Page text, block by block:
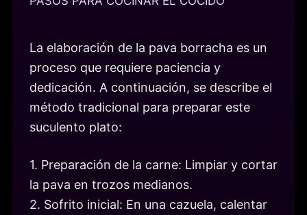
La elaboración de la pava borracha es un
proceso que requiere paciencia y
dedicación. A continuación, se describe el
método tradicional para preparar este
suculento plato:
1. Preparación de la carne: Limpiar y cortar
la pava en trozos medianos.
2. Sofrito inicial: En una cazuela, calentar